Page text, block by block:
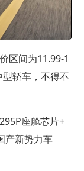
区间为11.99-1
轿车，不得不
座舱芯片+
产新势力车